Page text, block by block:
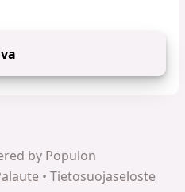
by Populon
• Tietosuojaseloste